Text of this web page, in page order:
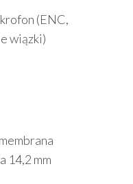
(ENC,
wiązki)
14,2 mm